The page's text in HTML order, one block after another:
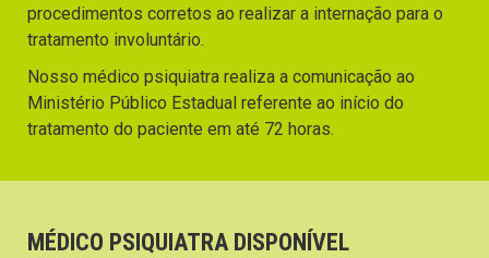
procedimentos corretos ao realizar a internação para o
tratamento involuntário.
Nosso médico psiquiatra realiza a comunicação ao
Ministério Público Estadual referente ao início do
tratamento do paciente em até 72 horas.
MÉDICO PSIQUIATRA DISPONÍVEL